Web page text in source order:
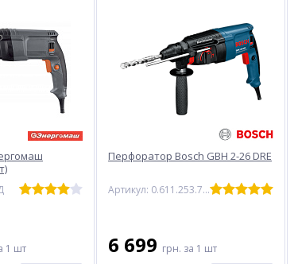
1 шт
Перфоратор Bosch GBH 2-26 DRE
Артикул: 0.611.253.708
6 699 грн. за 1 шт